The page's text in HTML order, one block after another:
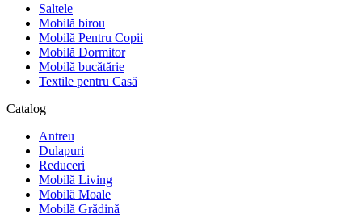
Saltele
Mobilă birou
Mobilă Pentru Copii
Mobilă Dormitor
Mobilă bucătărie
Textile pentru Casă
Catalog
Antreu
Dulapuri
Reduceri
Mobilă Living
Mobilă Moale
Mobilă Grădină